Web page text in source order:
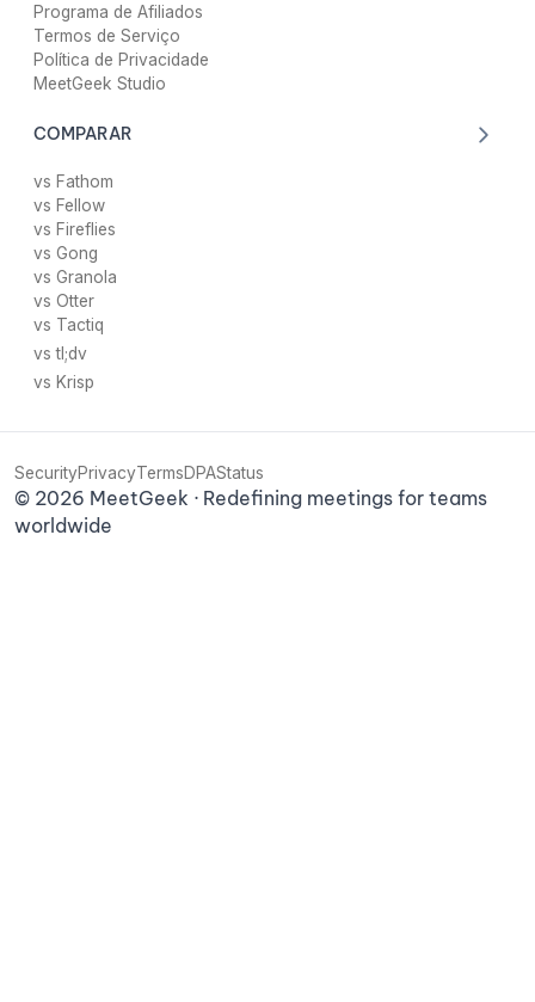
Programa de Afiliados
Termos de Serviço
Política de Privacidade
MeetGeek Studio
COMPARAR
vs Fathom
vs Fellow
vs Fireflies
vs Gong
vs Granola
vs Otter
vs Tactiq
vs tl;dv
vs Krisp
© 2026 MeetGeek · Redefining meetings for teams
worldwide
SecurityPrivacyTermsDPAStatus